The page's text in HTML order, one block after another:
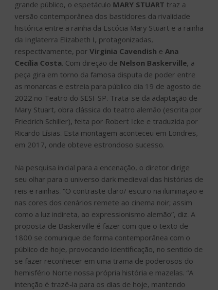
grande público, o espetáculo MARY STUART traz a
versão contemporânea dos bastidores da rivalidade
histórica entre a rainha da Escócia Mary Stuart e a rainha
da Inglaterra Elizabeth I, protagonizadas,
respectivamente, por Virginia Cavendish e Ana
Cecília Costa. Com direção de Nelson Baskerville, a
peça gira em torno da famosa disputa de poder entre
as monarcas e estreia para público dia 19 de agosto de
2022 no Teatro do SESI-SP. Trata-se da adaptação de
Mary Stuart, obra clássica do teatro alemão (escrita por
Friedrich Schiller), feita por Robert Icke e traduzida por
Ricardo Lísias. Esta montagem aconteceu em Londres,
em 2017, onde obteve estrondoso sucesso.
Na pesquisa inicial para a encenação, o diretor dirige
seu olhar para o universo dark medieval das histórias de
reis e rainhas. “O contraste claro/ escuro na iluminação e
nas cores dos cenários remete ao cinema noir; assim
como a luz indireta, ao expressionismo alemão”, diz. A
proposta de Baskerville é fazer com que o texto de
1800 se comunique de forma contemporânea com o
público de hoje, provocando identificação, no sentido de
se fazer reconhecer em uma trama de poderosos do
hemisfério Norte nossa própria história e mazelas. “A
intenção é trazê-la para os dias de hoje, mantendo